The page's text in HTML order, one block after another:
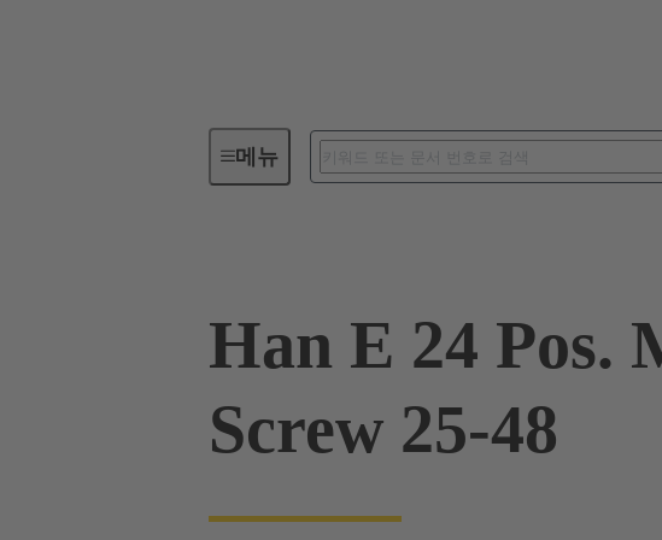
메뉴
Han E 24 Pos.
Screw 25-48